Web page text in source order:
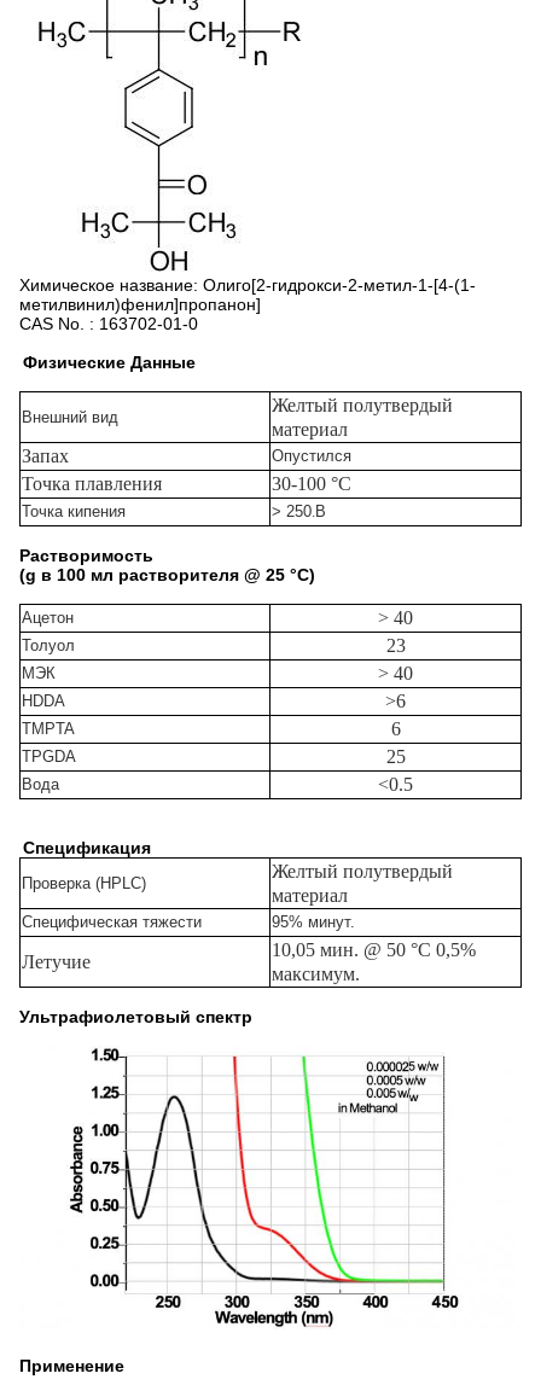
Химическое название: Олиго[2-гидрокси-2-метил-1-[4-(1-
метилвинил)фенил]пропанон]
CAS No. : 163702-01-0
Физические Данные
Внешний вид
Желтый полутвердый
материал
Запах
Опустился
Точка плавления 30-100 °C
Точка кипения > 250.В
Растворимость
(g в 100 мл растворителя @ 25 °C)
Ацетон > 40
Толуол 23
МЭК > 40
HDDA >6
TMPTA 6
TPGDA 25
Вода <0.5
Спецификация
Проверка (HPLC)
Желтый полутвердый
материал
Специфическая тяжести 95% минут.
Летучие
10,05 мин. @ 50 °C 0,5%
максимум.
Ультрафиолетовый спектр
Применение